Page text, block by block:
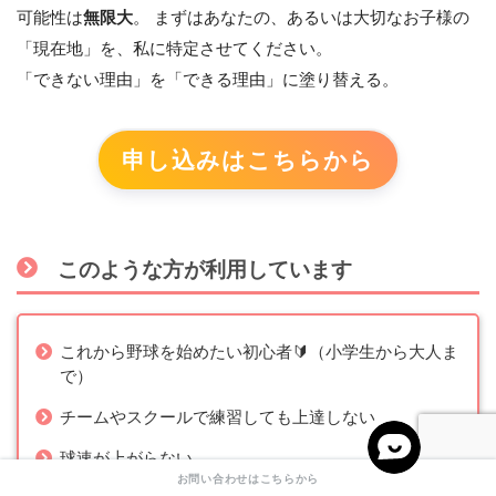
可能性は無限大。 まずはあなたの、あるいは大切なお子様の
「現在地」を、私に特定させてください。
「できない理由」を「できる理由」に塗り替える。
申し込みはこちらから
このような方が利用しています
これから野球を始めたい初心者🔰（小学生から大人ま
で）
チームやスクールで練習しても上達しない
球速が上がらない
お問い合わせはこちらから